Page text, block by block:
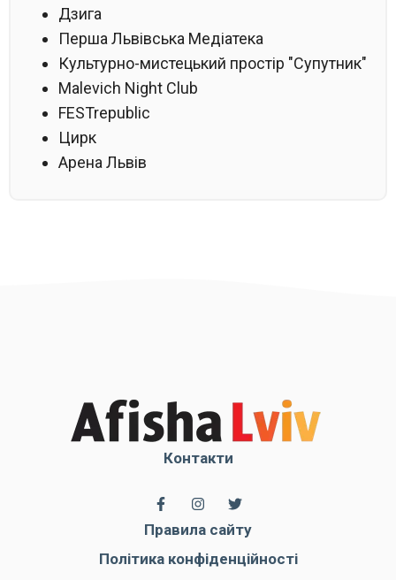
Дзига
Перша Львівська Медіатека
Культурно-мистецький простір "Супутник"
Malevich Night Club
FESTrepublic
Цирк
Арена Львів
Контакти
Правила сайту
Політика конфіденційності